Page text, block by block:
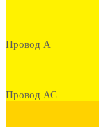
Провод А
Провод АС